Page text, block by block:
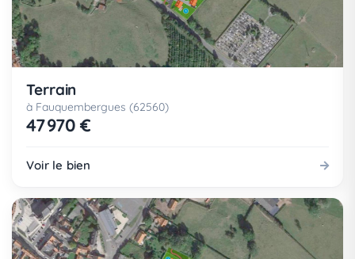
Terrain
à Fauquembergues (62560)
47 970 €
Voir le bien